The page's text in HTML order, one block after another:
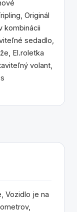
Originál
kombinácii
sedadlo,
El.roletka
volant,
Vozidlo je na